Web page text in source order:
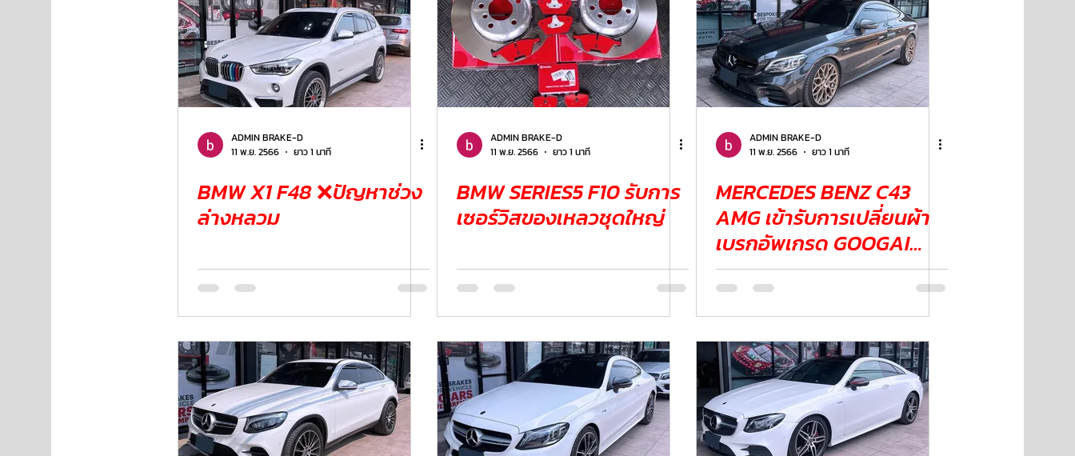
ADMIN BRAKE-D
11 พ.ย. 2566
ยาว 1 นาที
BMW X1 F48 ❌ปัญหาช่วง
ล่างหลวม
ADMIN BRAKE-D
11 พ.ย. 2566
ยาว 1 นาที
BMW SERIES5 F10 รับการ
เซอร์วิสของเหลวชุดใหญ่
ADMIN BRAKE-D
11 พ.ย. 2566
ยาว 1 นาที
MERCEDES BENZ C43
AMG เข้ารับการเปลี่ยนผ้า
เบรกอัพเกรด GOOGAI
KIRIN